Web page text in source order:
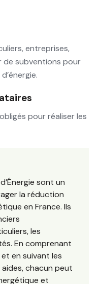
entreprises,
subventions pour
pour réaliser les
sont un
la réduction
en France. Ils
les
En comprenant
en suivant les
chacun peut
et